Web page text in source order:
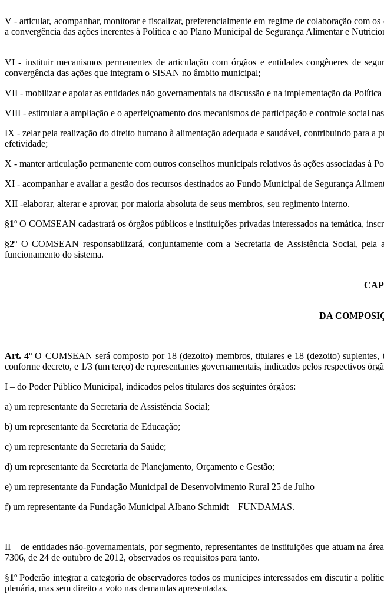
V - articular, acompanhar, monitorar e fiscalizar, preferencialmente em regime de colaboração com
a convergência das ações inerentes à Política e ao Plano Municipal de Segurança Alimentar e
VI - instituir mecanismos permanentes de articulação com órgãos e entidades congêneres de
convergência das ações que integram o SISAN no âmbito municipal;
VII - mobilizar e apoiar as entidades não governamentais na discussão e na implementação da
VIII - estimular a ampliação e o aperfeiçoamento dos mecanismos de participação e controle social
IX - zelar pela realização do direito humano à alimentação adequada e saudável, contribuindo para
efetividade;
X - manter articulação permanente com outros conselhos municipais relativos às ações associadas
XI - acompanhar e avaliar a gestão dos recursos destinados ao Fundo Municipal de Segurança
XII -elaborar, alterar e aprovar, por maioria absoluta de seus membros, seu regimento interno.
§1º O COMSEAN cadastrará os órgãos públicos e instituições privadas interessados na temática,
§2º O COMSEAN responsabilizará, conjuntamente com a Secretaria de Assistência Social,
funcionamento do sistema.
DA
Art.4ºO COMSEAN será composto por 18 (dezoito) membros, titulares e 18 (dezoito)
conforme decreto, e 1/3 (um terço) de representantes governamentais, indicados pelos respectivos
I – do Poder Público Municipal, indicados pelos titulares dos seguintes órgãos:
a) um representante da Secretaria de Assistência Social;
b) um representante da Secretaria de Educação;
c) um representante da Secretaria da Saúde;
d) um representante da Secretaria de Planejamento, Orçamento e Gestão;
e) um representante da Fundação Municipal de Desenvolvimento Rural 25 de Julho
f) um representante da Fundação Municipal Albano Schmidt – FUNDAMAS.
II – de entidades não-governamentais, por segmento, representantes de instituições que atuam na
7306, de 24 de outubro de 2012, observados os requisitos para tanto.
§1ºPoderão integrar a categoria de observadores todos os munícipes interessados em discutir a
plenária, mas sem direito a voto nas demandas apresentadas.